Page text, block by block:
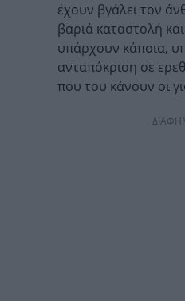
έχουν βγάλει τον
βαριά καταστολή
υπάρχουν κάποια,
ανταπόκριση σε
που του κάνουν οι